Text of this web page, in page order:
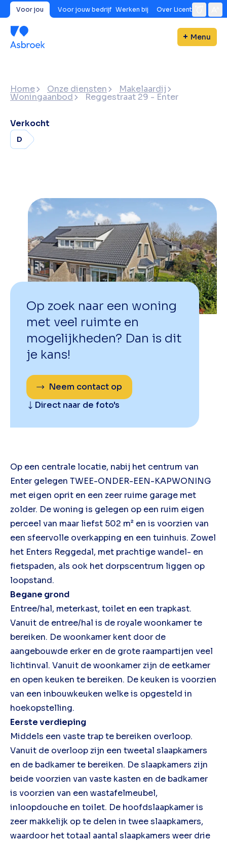
Voor jou Voor jouw bedrijf Werken bij Over Licent
Menu
Home Onze diensten Makelaardij
Woningaanbod Reggestraat 29 - Enter
Verkocht
D
Op zoek naar een woning
met veel ruimte en
mogelijkheden? Dan is dit
je kans!
Neem contact op
Direct naar de foto's
Op een centrale locatie, nabij het centrum van
Enter gelegen TWEE-ONDER-EEN-KAPWONING
met eigen oprit en een zeer ruime garage met
zolder. De woning is gelegen op een ruim eigen
perceel van maar liefst 502 m² en is voorzien van
een sfeervolle overkapping en een tuinhuis. Zowel
het Enters Reggedal, met prachtige wandel- en
fietspaden, als ook het dorpscentrum liggen op
loopstand.
Begane grond
Entree/hal, meterkast, toilet en een trapkast.
Vanuit de entree/hal is de royale woonkamer te
bereiken. De woonkamer kent door de
aangebouwde erker en de grote raampartijen veel
lichtinval. Vanuit de woonkamer zijn de eetkamer
en open keuken te bereiken. De keuken is voorzien
van een inbouwkeuken welke is opgesteld in
hoekopstelling.
Eerste verdieping
Middels een vaste trap te bereiken overloop.
Vanuit de overloop zijn een tweetal slaapkamers
en de badkamer te bereiken. De slaapkamers zijn
beide voorzien van vaste kasten en de badkamer
is voorzien van een wastafelmeubel,
inloopdouche en toilet. De hoofdslaapkamer is
zeer makkelijk op te delen in twee slaapkamers,
waardoor het totaal aantal slaapkamers weer drie